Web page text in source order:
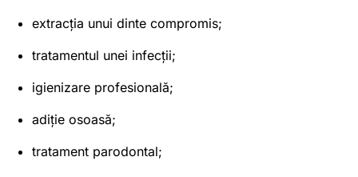
extracția unui dinte compromis;
tratamentul unei infecții;
igienizare profesională;
adiție osoasă;
tratament parodontal;